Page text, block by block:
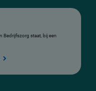
Bedrijfszorg staat, bij een